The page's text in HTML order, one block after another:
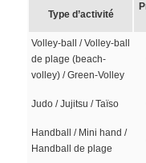
Type d’activité
Volley-ball / Volley-ball
de plage (beach-
volley) / Green-Volley
Judo / Jujitsu / Taïso
Handball / Mini hand /
Handball de plage